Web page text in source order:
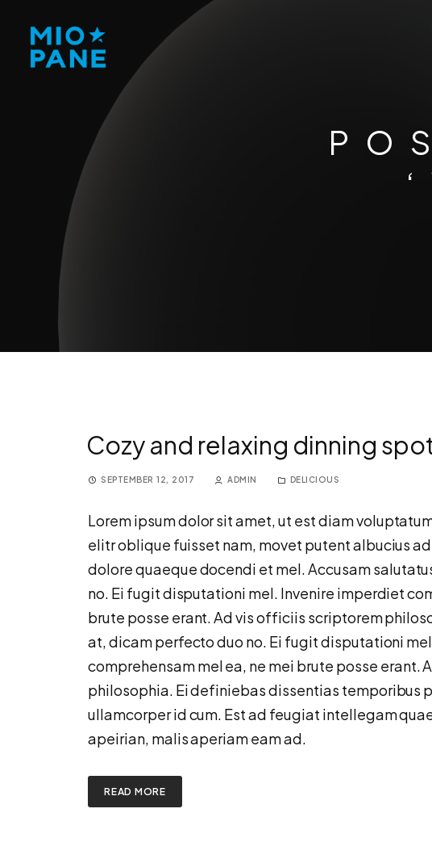
Cozy and relaxing dinning
SEPTEMBER 12, 2017 ADMIN DELICIOUS
Lorem ipsum dolor sit amet, ut est diam
elitr oblique fuisset nam, movet putent albucius
dolore quaeque docendi et mel. Accusam
no. Ei fugit disputationi mel. Invenire imperdiet
brute posse erant. Ad vis officiis scriptorem
at, dicam perfecto duo no. Ei fugit disputationi
comprehensam mel ea, ne mei brute posse erant.
philosophia. Ei definiebas dissentias temporibus
ullamcorper id cum. Est ad feugiat intellegam
apeirian, malis aperiam eam ad.
READ MORE